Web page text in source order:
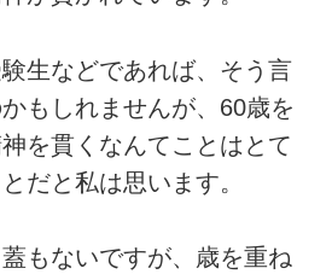
生などであれば、そう言
もしれませんが、60歳を
を貫くなんてことはとて
だと私は思います。
もないですが、歳を重ね